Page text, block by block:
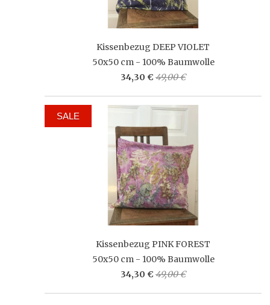
Kissenbezug DEEP VIOLET
50x50 cm - 100% Baumwolle
34,30 € 49,00 €
Kissenbezug PINK FOREST
50x50 cm - 100% Baumwolle
34,30 € 49,00 €
SALE